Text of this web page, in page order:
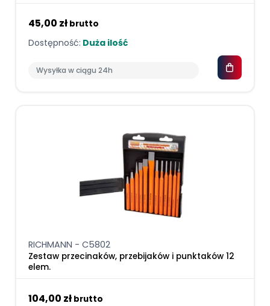
45,00 zł brutto
Dostępność: Duża ilość
Wysyłka w ciągu 24h
RICHMANN - C5802
Zestaw przecinaków, przebijaków i punktaków 12
elem.
104,00 zł brutto